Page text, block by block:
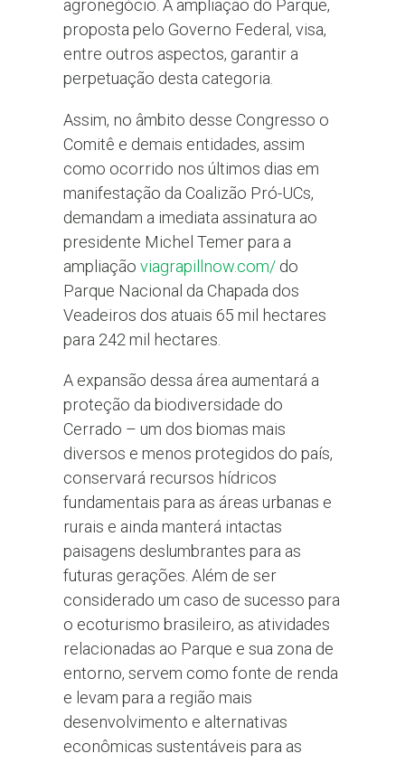
agronegócio. A ampliação do Parque,
proposta pelo Governo Federal, visa,
entre outros aspectos, garantir a
perpetuação desta categoria.
Assim, no âmbito desse Congresso o
Comitê e demais entidades, assim
como ocorrido nos últimos dias em
manifestação da Coalizão Pró-UCs,
demandam a imediata assinatura ao
presidente Michel Temer para a
ampliação viagrapillnow.com/do
Parque Nacional da Chapada dos
Veadeiros dos atuais 65 mil hectares
para 242 mil hectares.
A expansão dessa área aumentará a
proteção da biodiversidade do
Cerrado – um dos biomas mais
diversos e menos protegidos do país,
conservará recursos hídricos
fundamentais para as áreas urbanas e
rurais e ainda manterá intactas
paisagens deslumbrantes para as
futuras gerações. Além de ser
considerado um caso de sucesso para
o ecoturismo brasileiro, as atividades
relacionadas ao Parque e sua zona de
entorno, servem como fonte de renda
e levam para a região mais
desenvolvimento e alternativas
econômicas sustentáveis para as